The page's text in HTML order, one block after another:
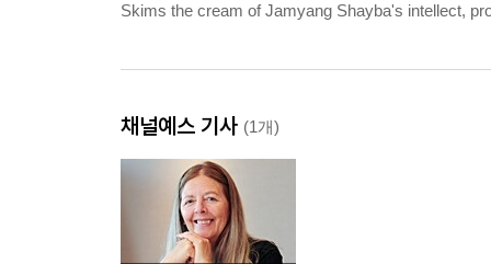
Skims the cream of Jamyang Shayba's intellect,
채널예스 기사 (1개)